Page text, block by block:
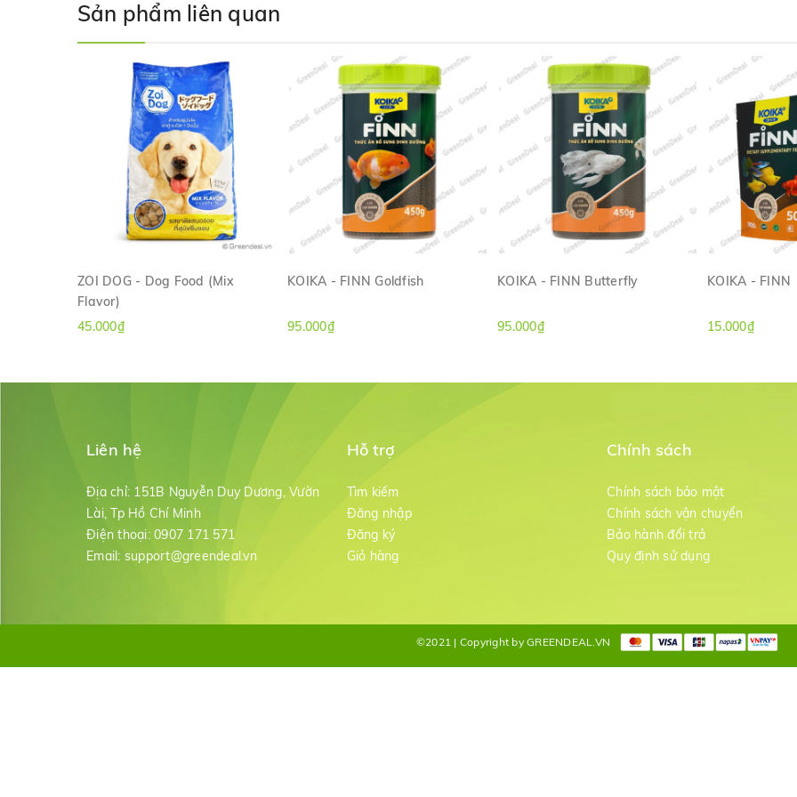
Sản phẩm liên quan
ZOI DOG - Dog Food (Mix
Flavor)
45.000₫
KOIKA - FINN Goldfish
95.000₫
KOIKA - FINN Butterfly
95.000₫
KOIKA - FINN
15.000₫
Liên hệ
Địa chỉ: 151B Nguyễn Duy Dương, Vườn
Lài, Tp Hồ Chí Minh
Điện thoại: 0907 171 571
Email: support@greendeal.vn
Hỗ trợ
Tìm kiếm
Đăng nhập
Đăng ký
Giỏ hàng
Chính sách
Chính sách bảo mật
Chính sách vận chuyển
Bảo hành đổi trả
Quy định sử dụng
©2021 | Copyright by GREENDEAL.VN